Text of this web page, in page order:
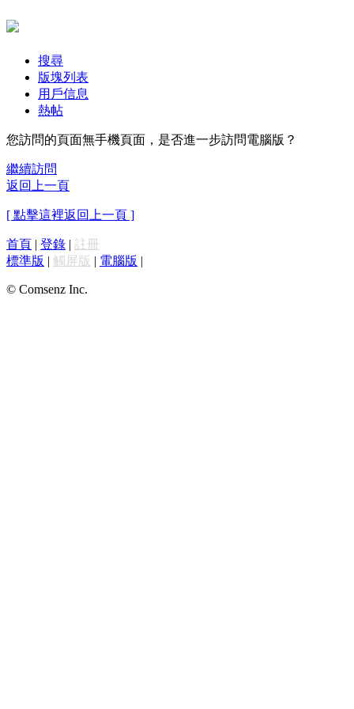
搜尋
版塊列表
用戶信息
熱帖
您訪問的頁面無手機頁面，是否進一步訪問電腦版？
繼續訪問
返回上一頁
[ 點擊這裡返回上一頁 ]
首頁 | 登錄 | 註冊
標準版 | 觸屏版 | 電腦版 |
© Comsenz Inc.